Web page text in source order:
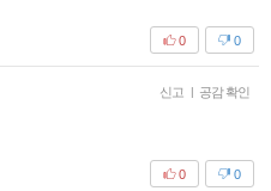
0
0
신고 | 공감 확인
0
0